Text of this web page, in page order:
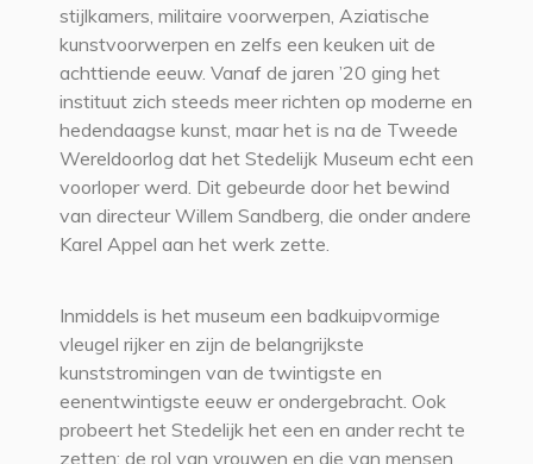
stijlkamers, militaire voorwerpen, Aziatische
kunstvoorwerpen en zelfs een keuken uit de
achttiende eeuw. Vanaf de jaren ’20 ging het
instituut zich steeds meer richten op moderne en
hedendaagse kunst, maar het is na de Tweede
Wereldoorlog dat het Stedelijk Museum echt een
voorloper werd. Dit gebeurde door het bewind
van directeur Willem Sandberg, die onder andere
Karel Appel aan het werk zette.
Inmiddels is het museum een badkuipvormige
vleugel rijker en zijn de belangrijkste
kunststromingen van de twintigste en
eenentwintigste eeuw er ondergebracht. Ook
probeert het Stedelijk het een en ander recht te
zetten: de rol van vrouwen en die van mensen